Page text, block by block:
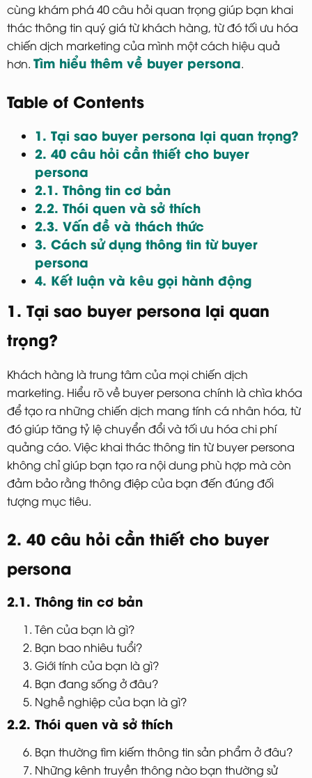
cùng khám phá 40 câu hỏi quan trọng giúp bạn khai
thác thông tin quý giá từ khách hàng, từ đó tối ưu hóa
chiến dịch marketing của mình một cách hiệu quả
hơn. Tìm hiểu thêm về buyer persona.
Table of Contents
1. Tại sao buyer persona lại quan trọng?
2. 40 câu hỏi cần thiết cho buyer
persona
2.1. Thông tin cơ bản
2.2. Thói quen và sở thích
2.3. Vấn đề và thách thức
3. Cách sử dụng thông tin từ buyer
persona
4. Kết luận và kêu gọi hành động
1. Tại sao buyer persona lại quan
trọng?
Khách hàng là trung tâm của mọi chiến dịch
marketing. Hiểu rõ về buyer persona chính là chìa khóa
để tạo ra những chiến dịch mang tính cá nhân hóa, từ
đó giúp tăng tỷ lệ chuyển đổi và tối ưu hóa chi phí
quảng cáo. Việc khai thác thông tin từ buyer persona
không chỉ giúp bạn tạo ra nội dung phù hợp mà còn
đảm bảo rằng thông điệp của bạn đến đúng đối
tượng mục tiêu.
2. 40 câu hỏi cần thiết cho buyer
persona
2.1. Thông tin cơ bản
Tên của bạn là gì?
Bạn bao nhiêu tuổi?
Giới tính của bạn là gì?
Bạn đang sống ở đâu?
Nghề nghiệp của bạn là gì?
2.2. Thói quen và sở thích
Bạn thường tìm kiếm thông tin sản phẩm ở đâu?
Những kênh truyền thông nào bạn thường sử